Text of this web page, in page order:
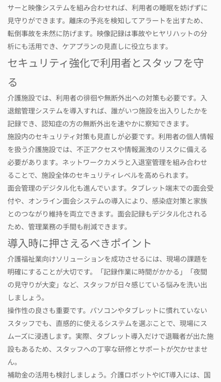
サーと映像システムを組み合わせれば、利用者の睡眠を妨げずに
見守りができます。離床の予兆を検知してアラートを出すため、
転倒事故を未然に防げます。映像記録は事故やヒヤリハットの分
析にも活用でき、ケアプランの見直しに役立ちます。
セキュリティ強化で利用者とスタッフを守
る
介護施設では、利用者の徘徊や無断外出への対策も必要です。入
退館管理システムを導入すれば、誰がいつ施設を出入りしたかを
記録でき、認知症の方の無断外出を速やかに察知できます。
施設内のセキュリティ対策も見直しが必要です。利用者の個人情報
を扱う介護施設では、不正アクセスや情報漏洩のリスクに備える
必要があります。ネットワークカメラと入退室管理を組み合わせ
ることで、施設全体のセキュリティレベルを高められます。
面会管理のデジタル化も進んでいます。タブレット端末での面会受
付や、オンライン面会システムの導入により、感染症対策と家族
とのつながり維持を両立できます。面会記録もデジタル化される
ため、管理業務の手間も削減できます。
導入時に押さえるべきポイント
介護福祉業向けソリューションを成功させるには、現場の課題を
明確にすることが大切です。「記録作業に時間がかかる」「夜間
の見守りが大変」など、スタッフが日々感じている悩みを洗い出
しましょう。
操作性の良さも重要です。パソコンやタブレットに慣れていない
スタッフでも、直感的に使えるシステムを選ぶことで、現場にス
ムーズに浸透します。実際、タブレット導入だけで退職者が出た施
設もあるため、スタッフへの丁寧な研修とサポートが欠かせませ
ん。
補助金の活用も検討しましょう。介護ロボットやICT導入には、国